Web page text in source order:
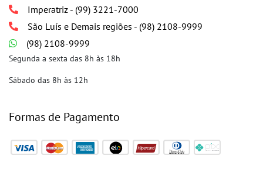
Imperatriz - (99) 3221-7000
São Luís e Demais regiões - (98) 2108-9999
(98) 2108-9999
Segunda a sexta das 8h às 18h
Sábado das 8h às 12h
Formas de Pagamento